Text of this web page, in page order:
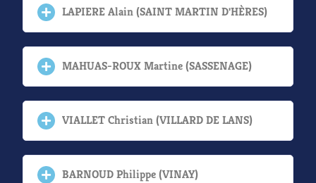
LAPIERE Alain (SAINT MARTIN D'HÈRES)
MAHUAS-ROUX Martine (SASSENAGE)
VIALLET Christian (VILLARD DE LANS)
BARNOUD Philippe (VINAY)